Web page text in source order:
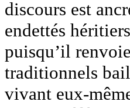
discours est
endettés
puisqu’il
traditionnels
vivant eux-